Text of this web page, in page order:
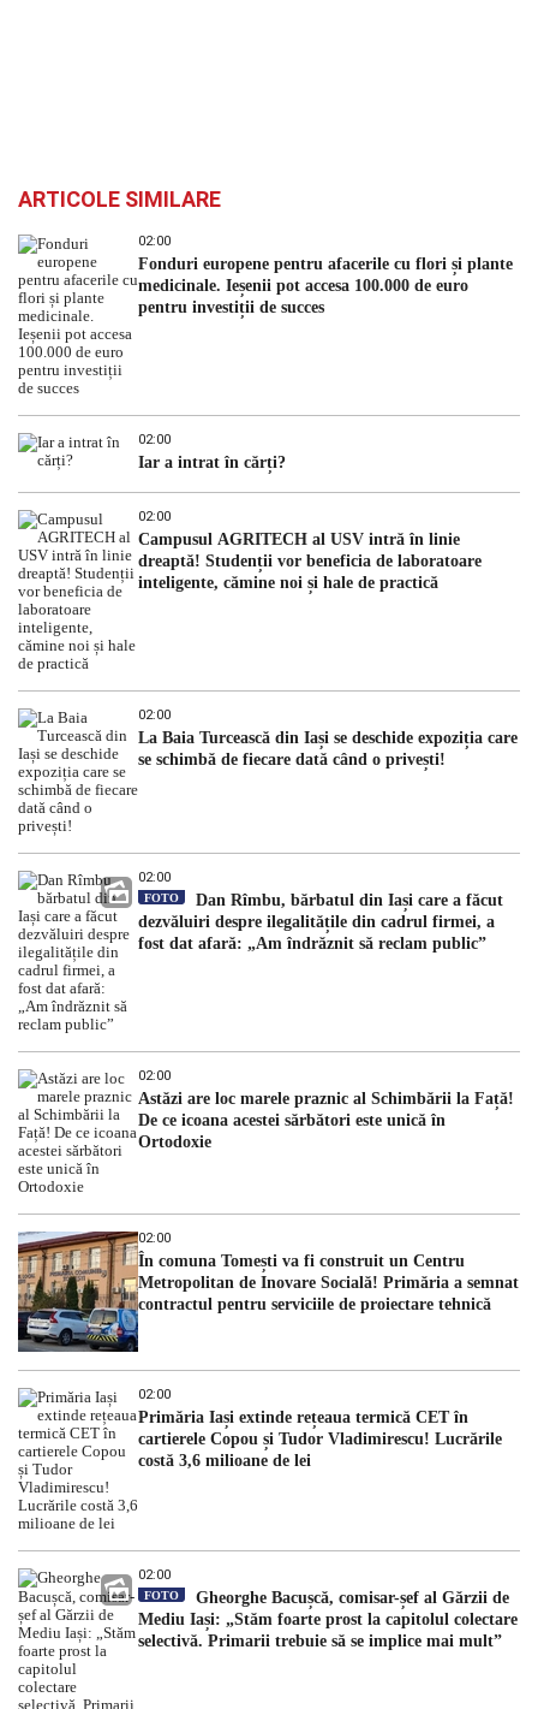
ARTICOLE SIMILARE
02:00
Fonduri europene pentru afacerile cu flori și plante
medicinale. Ieșenii pot accesa 100.000 de euro
pentru investiții de succes
02:00
Iar a intrat în cărți?
02:00
Campusul AGRITECH al USV intră în linie
dreaptă! Studenții vor beneficia de laboratoare
inteligente, cămine noi și hale de practică
02:00
La Baia Turcească din Iași se deschide expoziția care
se schimbă de fiecare dată când o privești!
02:00
FOTO
Dan Rîmbu, bărbatul din Iași care a făcut
dezvăluiri despre ilegalitățile din cadrul firmei, a
fost dat afară: „Am îndrăznit să reclam public”
02:00
Astăzi are loc marele praznic al Schimbării la Față!
De ce icoana acestei sărbători este unică în
Ortodoxie
02:00
În comuna Tomești va fi construit un Centru
Metropolitan de Inovare Socială! Primăria a semnat
contractul pentru serviciile de proiectare tehnică
02:00
Primăria Iași extinde rețeaua termică CET în
cartierele Copou și Tudor Vladimirescu! Lucrările
costă 3,6 milioane de lei
02:00
FOTO
Gheorghe Bacușcă, comisar-șef al Gărzii de
Mediu Iași: „Stăm foarte prost la capitolul colectare
selectivă. Primarii trebuie să se implice mai mult”